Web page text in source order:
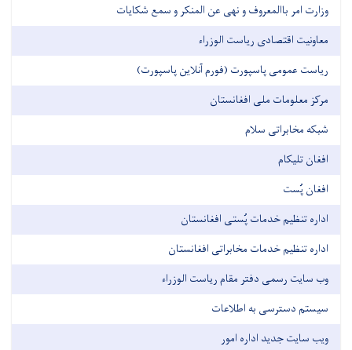
وزارت امر باالمعروف و نهی عن المنکر و سمع شکایات
معاونیت اقتصادی ریاست الوزراء
ریاست عمومی پاسپورت (فورم آنلاین پاسپورت)
مرکز معلومات ملی افغانستان
شبکه مخابراتی سلام
افغان تلیکام
افغان پُست
اداره تنظیم خدمات پُستی افغانستان
اداره تنظیم خدمات مخابراتی افغانستان
وب سایت رسمی دفتر مقام ریاست الوزراء
سیستم دسترسی به اطلاعات
ویب سایت جدید اداره امور